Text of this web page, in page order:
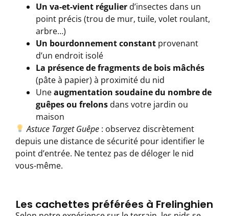
Un va-et-vient régulier d’insectes dans un
point précis (trou de mur, tuile, volet roulant,
arbre…)
Un bourdonnement constant provenant
d’un endroit isolé
La présence de fragments de bois mâchés
(pâte à papier) à proximité du nid
Uneaugmentation soudaine du nombre de
guêpes ou frelons dans votre jardin ou
maison
Astuce Target Guêpe : observez discrètement
depuis une distance de sécurité pour identifier le
point d’entrée. Ne tentez pas de déloger le nid
vous-même.
Les cachettes préférées à Frelinghien